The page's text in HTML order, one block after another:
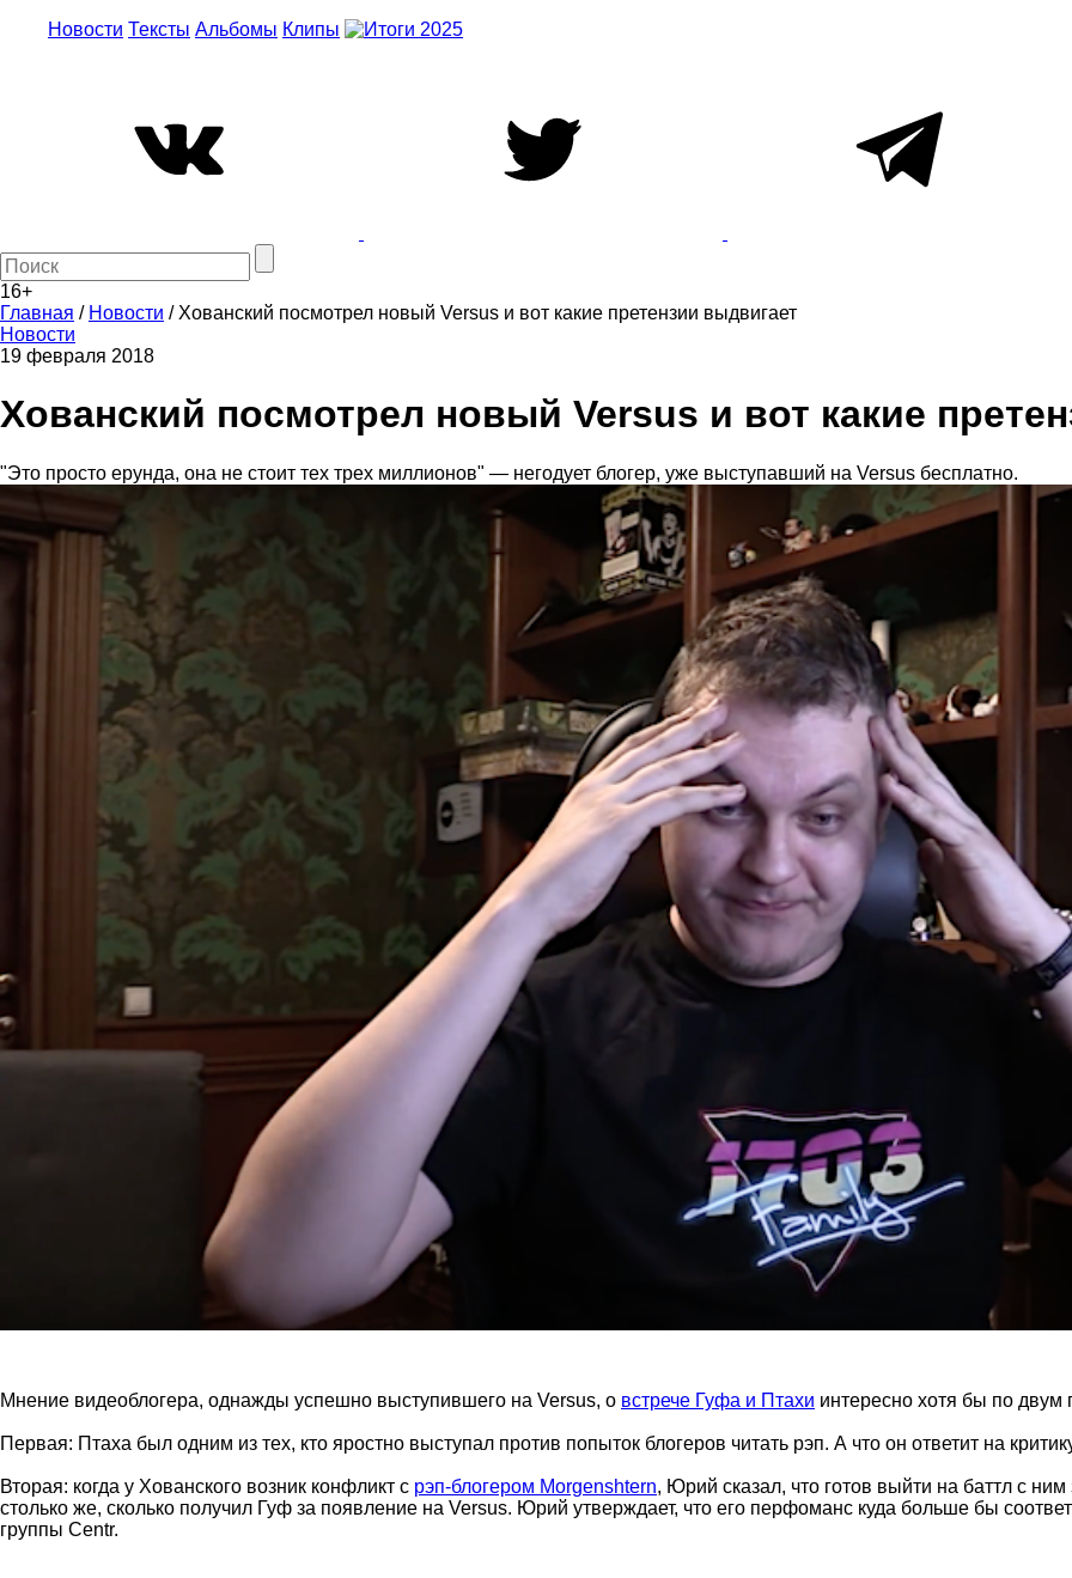
Новости Тексты Альбомы Клипы
16+
Главная / Новости / Хованский посмотрел новый Versus и вот какие претензии выдвигает
Новости
19 февраля 2018
Хованский посмотрел новый Versus и вот какие
"Это просто ерунда, она не стоит тех трех миллионов" — негодует блогер, уже выступавший на Versus бесплатно.
Мнение видеоблогера, однажды успешно выступившего на Versus, о встрече Гуфа и Птахи интересно хотя бы по двум
Первая: Птаха был одним из тех, кто яростно выступал против попыток блогеров читать рэп. А что он ответит на
Вторая: когда у Хованского возник конфликт с рэп-блогером Morgenshtern, Юрий сказал, что готов выйти на баттл с
столько же, сколько получил Гуф за появление на Versus. Юрий утверждает, что его перфоманс куда больше бы
группы Centr.